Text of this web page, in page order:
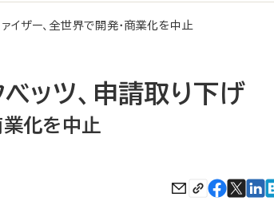
ザー、全世界で開発・商業化を中止
ッツ、申請取り下げ
業化を中止